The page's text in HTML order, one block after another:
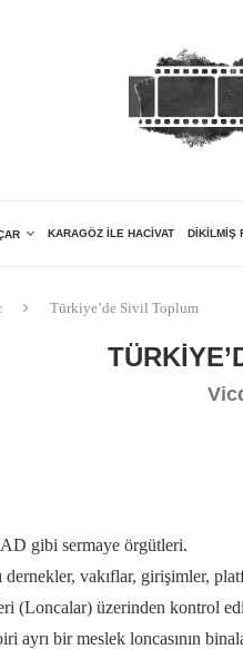
KARAGÖZ ILE HACIVAT DIKILMIŞ
Türkiye’de Sivil Toplum
gibi sermaye örgütleri.
vakıflar, girişimler,
(Loncalar) üzerinden kontrol
bir meslek loncasının